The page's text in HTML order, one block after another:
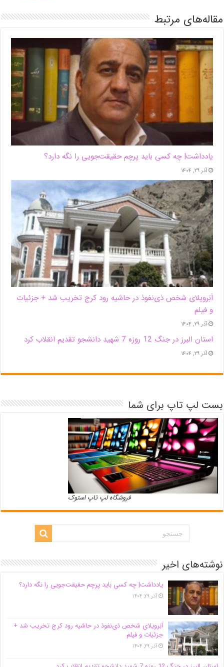
مقاله‌های مرتبط
یادداشت| ‌چه کسی باید پرچم حقیقت‌جویی را نگه دارد؟
آذر ۲۹, ۱۴۰۴
اَبَر‌ویلای شخص ذی‌نفوذ در حاشیه‌ رود کرج تخریب شد + جزئیات
و فیلم
آذر ۲۹, ۱۴۰۴
استان البرز در جنگ 12 روزه 7 شهید دانشجو تقدیم انقلاب کرد
آذر ۲۹, ۱۴۰۴
بست لپ تاپ برای شما
فروشگاه لپ تاپ استوک
نوشته‌های اخیر
یادداشت| ‌چه کسی باید پرچم حقیقت‌جویی را نگه دارد؟
آذر ۲۹, ۱۴۰۴
اَبَر‌ویلای شخص ذی‌نفوذ در حاشیه‌ رود کرج تخریب شد +
جزئیات و فیلم
آذر ۲۹, ۱۴۰۴